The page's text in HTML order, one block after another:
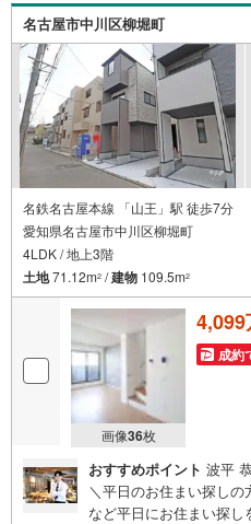
名古屋市中川区柳堀町
名鉄名古屋本線 「山王」駅 徒歩7分
愛知県名古屋市中川区柳堀町
4LDK / 地上3階
土地71.12m2 /建物 109.5m2
画像36枚
4,099
成約
おすすめポイント 波平
＼平日のお住まい探し
など平日にお住まい探